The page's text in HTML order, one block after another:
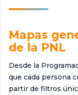
Mapas
de la PNL
Desde la
que cada persona
partir de filtros